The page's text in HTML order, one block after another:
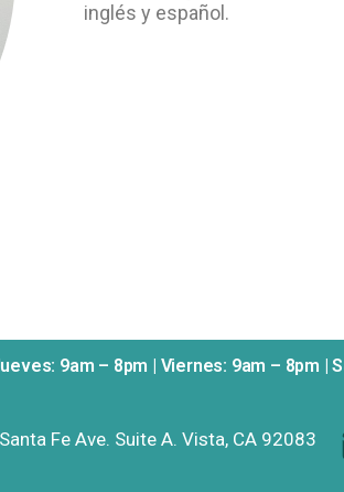
inglés y español.
9am – 8pm | Viernes: 9am – 8pm |
Fe Ave. Suite A. Vista, CA 92083